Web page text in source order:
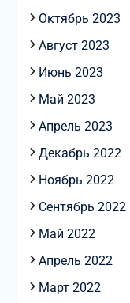
Октябрь 2023
Август 2023
Июнь 2023
Май 2023
Апрель 2023
Декабрь 2022
Ноябрь 2022
Сентябрь 2022
Май 2022
Апрель 2022
Март 2022